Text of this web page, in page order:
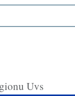
Uvs